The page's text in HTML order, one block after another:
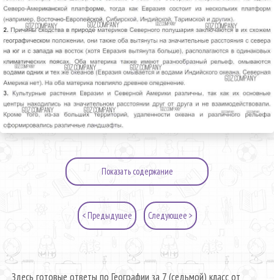
Показать содержание
< Предыдущее Следующее >
Здесь готовые ответы по Географии за 7 (седьмой) класс от